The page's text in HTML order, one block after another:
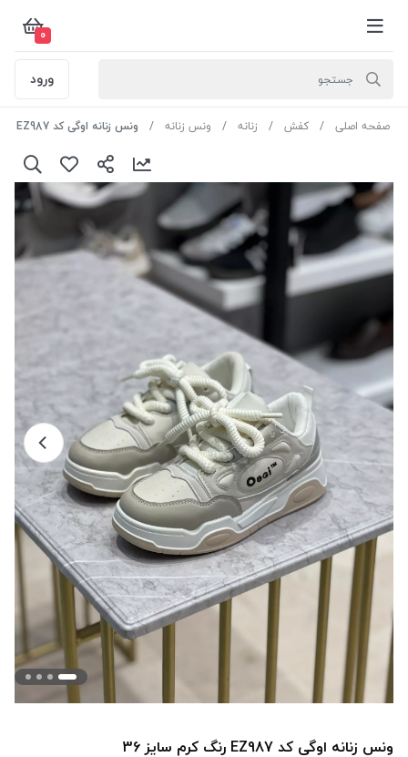
0
ورود
صفحه اصلی کفش زنانه ونس زنانه ونس زنانه اوگی کد EZ987 رنگ کرم سایز 36
ونس زنانه اوگی کد EZ987 رنگ کرم سایز 36